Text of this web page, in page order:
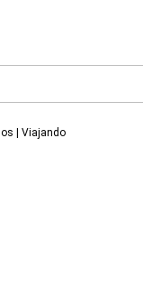
| Viajando